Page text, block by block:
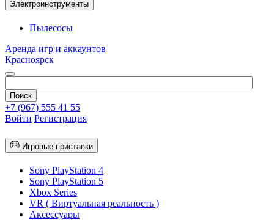
Электроинструменты
Пылесосы
Аренда игр и аккаунтов
Красноярск
+7 (967) 555 41 55
Войти Регистрация
Игровые приставки
Sony PlayStation 4
Sony PlayStation 5
Xbox Series
VR ( Виртуальная реальность )
Аксессуары